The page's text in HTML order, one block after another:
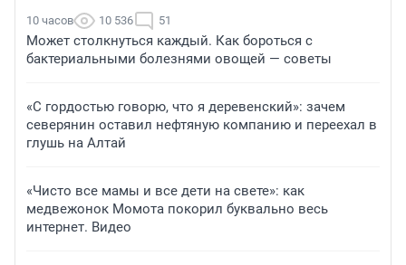
10 часов 10 536 51
Может столкнуться каждый. Как бороться с
бактериальными болезнями овощей — советы
«С гордостью говорю, что я деревенский»: зачем
северянин оставил нефтяную компанию и переехал в
глушь на Алтай
«Чисто все мамы и все дети на свете»: как
медвежонок Момота покорил буквально весь
интернет. Видео